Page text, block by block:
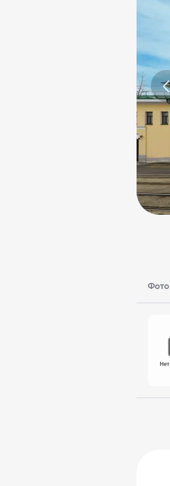
Фото